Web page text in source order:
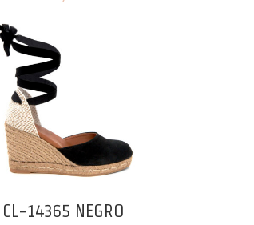
CL-14365 NEGRO